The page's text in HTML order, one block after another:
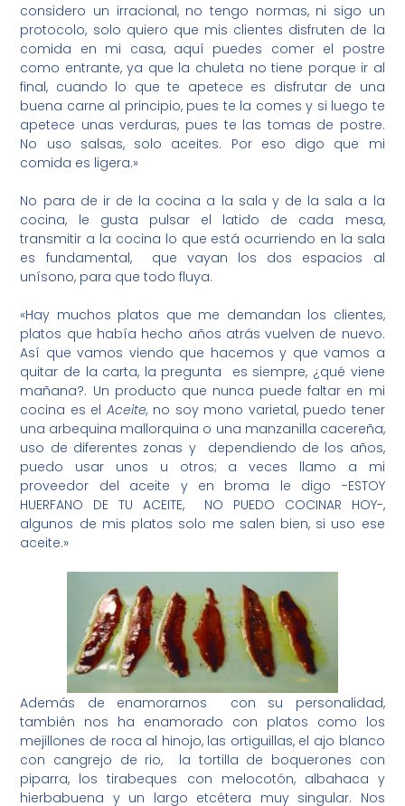
considero un irracional, no tengo normas, ni sigo un
protocolo, solo quiero que mis clientes disfruten de la
comida en mi casa, aquí puedes comer el postre
como entrante, ya que la chuleta no tiene porque ir al
final, cuando lo que te apetece es disfrutar de una
buena carne al principio, pues te la comes y si luego te
apetece unas verduras, pues te las tomas de postre.
No uso salsas, solo aceites. Por eso digo que mi
comida es ligera.»
No para de ir de la cocina a la sala y de la sala a la
cocina, le gusta pulsar el latido de cada mesa,
transmitir a la cocina lo que está ocurriendo en la sala
es fundamental, que vayan los dos espacios al
unísono, para que todo fluya.
«Hay muchos platos que me demandan los clientes,
platos que había hecho años atrás vuelven de nuevo.
Así que vamos viendo que hacemos y que vamos a
quitar de la carta, la pregunta es siempre, ¿qué viene
mañana?. Un producto que nunca puede faltar en mi
cocina es el Aceite,no soy mono varietal, puedo tener
una arbequina mallorquina o una manzanilla cacereña,
uso de diferentes zonas y dependiendo de los años,
puedo usar unos u otros; a veces llamo a mi
proveedor del aceite y en broma le digo -ESTOY
HUERFANO DE TU ACEITE, NO PUEDO COCINAR HOY-,
algunos de mis platos solo me salen bien, si uso ese
aceite.»
Además de enamorarnos con su personalidad,
también nos ha enamorado con platos como los
mejillones de roca al hinojo, las ortiguillas, el ajo blanco
con cangrejo de rio, la tortilla de boquerones con
piparra, los tirabeques con melocotón, albahaca y
hierbabuena y un largo etcétera muy singular. Nos